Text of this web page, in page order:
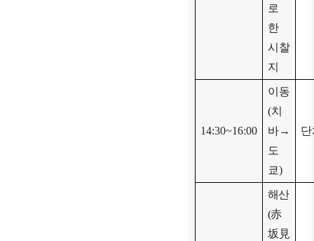
로
한
시찰
지
14:30~16:00
이동
(치
바→
도
쿄)
해산
(赤
坂見